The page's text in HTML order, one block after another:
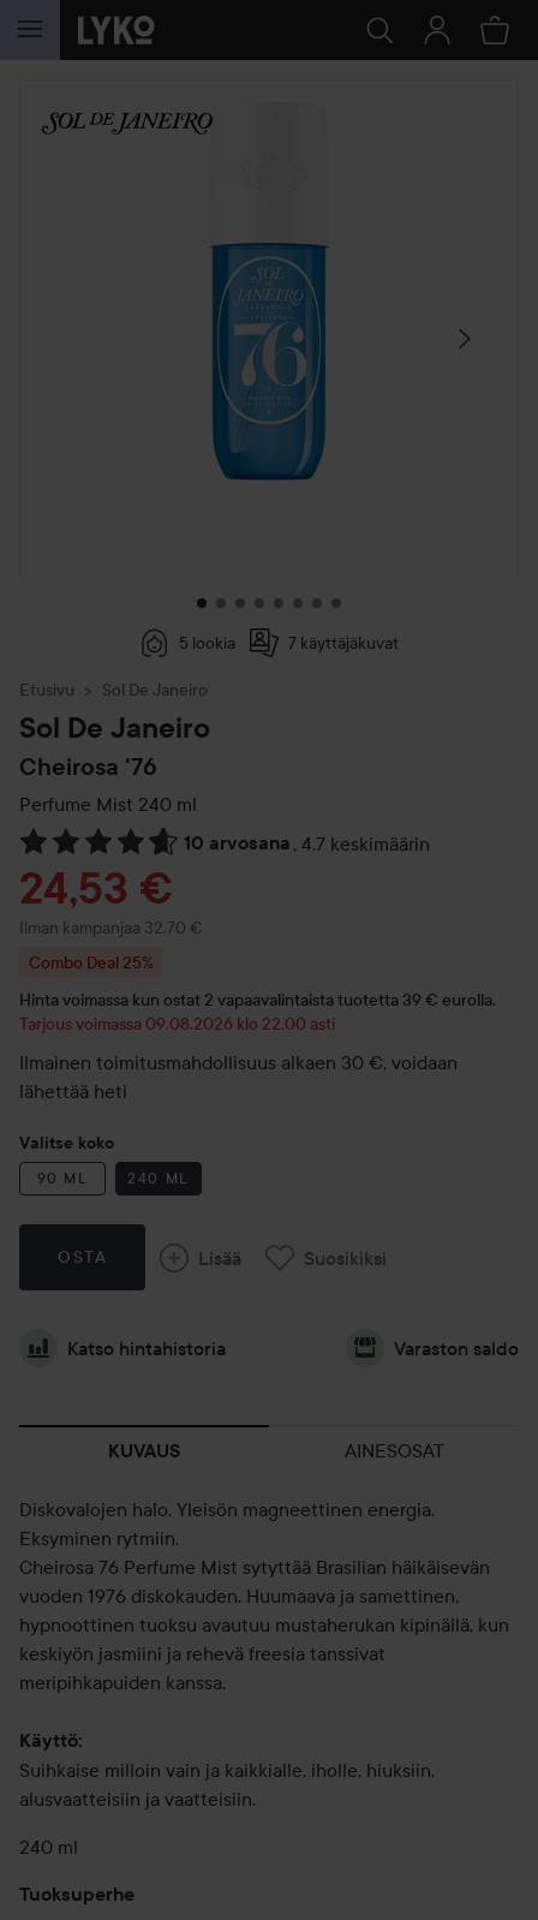
SIIRTYÄ JHK SISÄLTÖÖN
OHITA OSIO
5 lookia 7 käyttäjäkuvat
Etusivu Sol De Janeiro
Sol De Janeiro
Cheirosa '76
Perfume Mist 240 ml
10 arvosana , 4.7 keskimäärin
Siirtyä jhk Arvosana & kommentit
Tarjoushinta
24,53 €
Ilman kampanjaa 32,70 €
Combo Deal 25%
Hinta voimassa kun ostat 2 vapaavalintaista tuotetta 39 € eurolla.
Tarjous voimassa 09.08.2026 klo 22.00 asti
Ilmainen toimitusmahdollisuus alkaen 30 €, voidaan
lähettää heti
Valitse koko
90 ML 240 ML
OSTA Lisää Suosikiksi
Katso hintahistoria Varaston saldo
KUVAUS AINESOSAT
Diskovalojen halo. Yleisön magneettinen energia.
Eksyminen rytmiin.
Cheirosa 76 Perfume Mist sytyttää Brasilian häikäisevän
vuoden 1976 diskokauden. Huumaava ja samettinen,
hypnoottinen tuoksu avautuu mustaherukan kipinällä, kun
keskiyön jasmiini ja rehevä freesia tanssivat
meripihkapuiden kanssa.
Käyttö:
Suihkaise milloin vain ja kaikkialle, iholle, hiuksiin,
alusvaatteisiin ja vaatteisiin.
240 ml
Tuoksuperhe